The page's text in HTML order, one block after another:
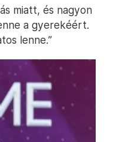
miatt, és nagyon
a gyerekéért.
lenne.”